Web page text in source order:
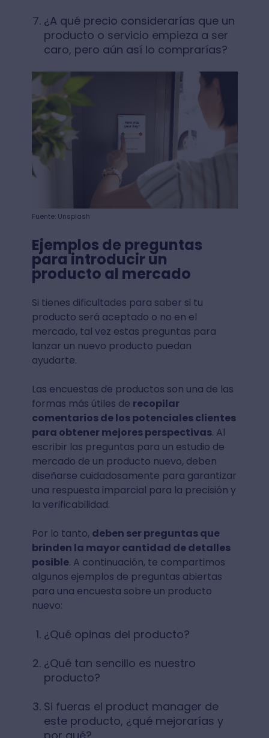
¿A qué precio considerarías que un
producto o servicio empieza a ser
caro, pero aún así lo comprarías?
Fuente: Unsplash
Ejemplos de preguntas
para introducir un
producto al mercado
Si tienes dificultades para saber si tu
producto será aceptado o no en el
mercado, tal vez estas preguntas para
lanzar un nuevo producto puedan
ayudarte.
Las encuestas de productos son una de las
formas más útiles de recopilar
comentarios de los potenciales clientes
para obtener mejores perspectivas. Al
escribir las preguntas para un estudio de
mercado de un producto nuevo, deben
diseñarse cuidadosamente para garantizar
una respuesta imparcial para la precisión y
la verificabilidad.
Por lo tanto, deben ser preguntas que
brinden la mayor cantidad de detalles
posible. A continuación, te compartimos
algunos ejemplos de preguntas abiertas
para una encuesta sobre un producto
nuevo:
¿Qué opinas del producto?
¿Qué tan sencillo es nuestro
producto?
Si fueras el product manager de
este producto, ¿qué mejorarías y